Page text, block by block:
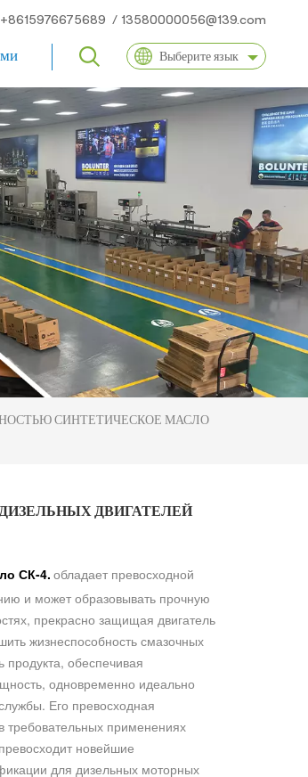
+8615976675689 / 13580000056@139.com
Выберите язык
СИНТЕТИЧЕСКОЕ МАСЛО
ДВИГАТЕЛЕЙ
СК-4. обладает превосходной
и может образовывать прочную
прекрасно защищая двигатель
жизнеспособность смазочных
обеспечивая
одновременно идеально
Его превосходная
требовательных применениях
новейшие
для дизельных моторных